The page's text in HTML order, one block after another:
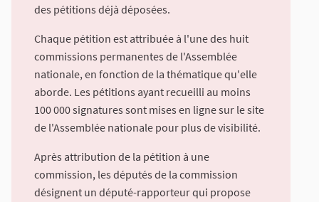
des pétitions déjà déposées.
Chaque pétition est attribuée à l'une des huit
commissions permanentes de l'Assemblée
nationale, en fonction de la thématique qu'elle
aborde. Les pétitions ayant recueilli au moins
100 000 signatures sont mises en ligne sur le site
de l'Assemblée nationale pour plus de visibilité.
Après attribution de la pétition à une
commission, les députés de la commission
désignent un député-rapporteur qui propose